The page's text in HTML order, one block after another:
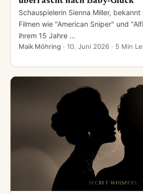
Schauspielerin Sienna Miller, bekannt
Filmen wie "American Sniper" und
ihrem 15 Jahre …
Maik Möhring · 10. Juni 2026 · 5 Min